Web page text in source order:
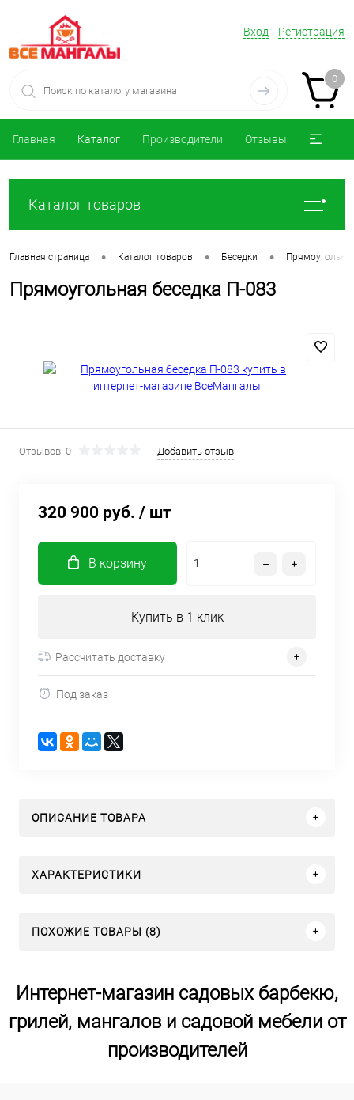
Вход Регистрация
0
Главная Каталог Производители Отзывы
Каталог товаров
Главная страница • Каталог товаров • Беседки •
Прямоугольная беседка П-083
Отзывов: 0 Добавить отзыв
320 900 руб. / шт
В корзину
Купить в 1 клик
Рассчитать доставку
Под заказ
ОПИСАНИЕ ТОВАРА
ХАРАКТЕРИСТИКИ
ПОХОЖИЕ ТОВАРЫ (8)
Интернет-магазин садовых барбекю,
грилей, мангалов и садовой мебели от
производителей